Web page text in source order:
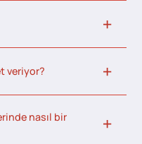
veriyor?
nasıl bir